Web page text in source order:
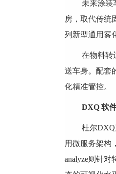
未来涂装
房，取代传统
列新型通用雾
在物料转
送车身。配套
化精准管控。
DXQ 软
杜尔
用微服务架构
analyze则针